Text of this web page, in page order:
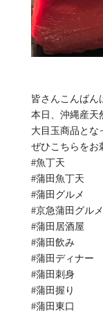
皆さんこんばん
本日、沖縄産天
大目玉商品とな
ぜひこちらをお
#魚丁天
#蒲田魚丁天
#蒲田グルメ
#京急蒲田グルメ
#蒲田居酒屋
#蒲田飲み
#蒲田ディナー
#蒲田刺身
#蒲田握り
#蒲田東口